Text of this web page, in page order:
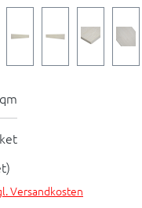
Versandkosten